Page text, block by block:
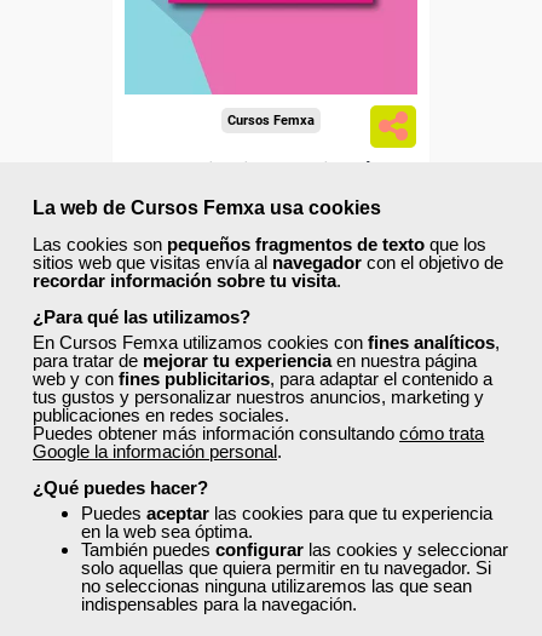
La web de Cursos Femxa usa cookies
Las cookies son pequeños fragmentos de texto que los
sitios web que visitas envía al navegador con el objetivo de
recordar información sobre tu visita.
¿Para qué las utilizamos?
En Cursos Femxa utilizamos cookies con fines analíticos,
para tratar de mejorar tu experienciaen nuestra página
web y con fines publicitarios, para adaptar el contenido a
tus gustos y personalizar nuestros anuncios, marketing y
publicaciones en redes sociales.
Puedes obtener más información consultando cómo trata
Google la información personal.
¿Qué puedes hacer?
Puedes aceptar las cookies para que tu experiencia
en la web sea óptima.
También puedes configurar las cookies y seleccionar
solo aquellas que quiera permitir en tu navegador. Si
no seleccionas ninguna utilizaremos las que sean
indispensables para la navegación.
Cursos Femxa
Cocina internacional
Curso Gratuito
Online (toda España)
Matrícula cerrada
2
ONLINE